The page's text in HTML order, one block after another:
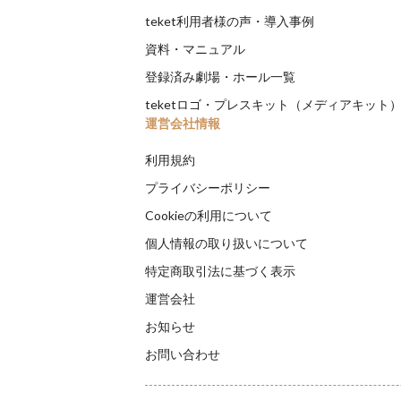
teket利用者様の声・導入事例
資料・マニュアル
登録済み劇場・ホール一覧
teketロゴ・プレスキット（メディアキット）
運営会社情報
利用規約
プライバシーポリシー
Cookieの利用について
個人情報の取り扱いについて
特定商取引法に基づく表示
運営会社
お知らせ
お問い合わせ